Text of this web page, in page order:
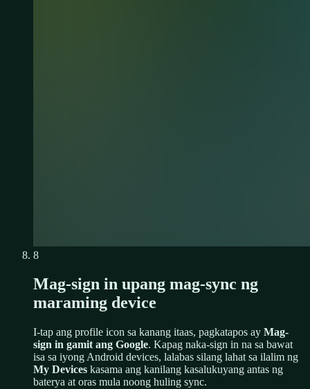
8
Mag-sign in upang mag-sync ng
maraming device
I-tap ang profile icon sa kanang itaas, pagkatapos ay Mag-
sign in gamit ang Google. Kapag naka-sign in na sa bawat
isa sa iyong Android devices, lalabas silang lahat sa ilalim ng
My Devices kasama ang kanilang kasalukuyang antas ng
baterya at oras mula noong huling sync.